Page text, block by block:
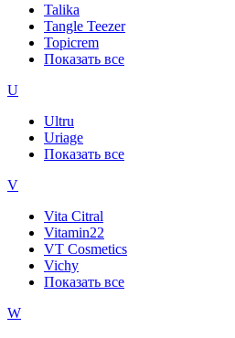
Talika
Tangle Teezer
Topicrem
Показать все
U
Ultru
Uriage
Показать все
V
Vita Citral
Vitamin22
VT Cosmetics
Vichy
Показать все
W